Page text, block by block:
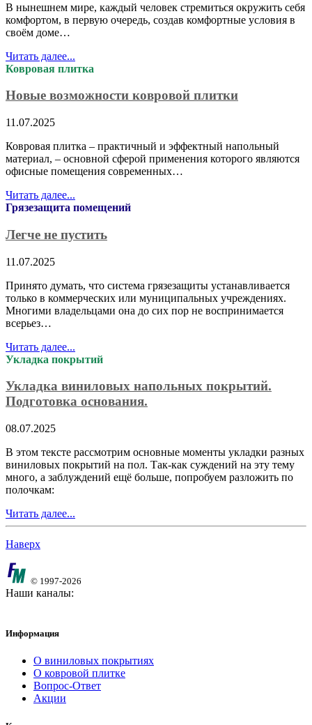
В нынешнем мире, каждый человек стремиться окружить себя
комфортом, в первую очередь, создав комфортные условия в
своём доме…
Читать далее...
Ковровая плитка
Новые возможности ковровой плитки
11.07.2025
Ковровая плитка – практичный и эффектный напольный
материал, – основной сферой применения которого являются
офисные помещения современных…
Читать далее...
Грязезащита помещений
Легче не пустить
11.07.2025
Принято думать, что система грязезащиты устанавливается
только в коммерческих или муниципальных учреждениях.
Многими владельцами она до сих пор не воспринимается
всерьез…
Читать далее...
Укладка покрытий
Укладка виниловых напольных покрытий.
Подготовка основания.
08.07.2025
В этом тексте рассмотрим основные моменты укладки разных
виниловых покрытий на пол. Так-как суждений на эту тему
много, а заблуждений ещё больше, попробуем разложить по
полочкам:
Читать далее...
Наверх
© 1997-2026
Наши каналы:
Информация
О виниловых покрытиях
О ковровой плитке
Вопрос-Ответ
Акции